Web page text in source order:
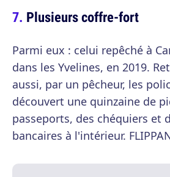
Plusieurs coffre-fort
Parmi eux : celui repêché à
dans les Yvelines, en 2019.
aussi, par un pêcheur, les
découvert une quinzaine de
passeports, des chéquiers et
bancaires à l'intérieur.